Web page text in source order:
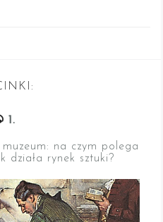
1.
na czym polega
działa rynek sztuki?